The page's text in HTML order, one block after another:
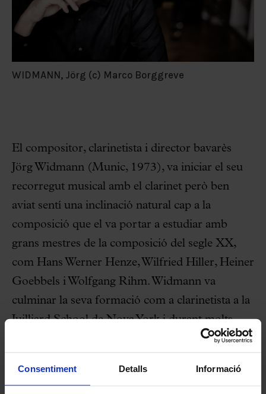
Consentiment Detalls Informació
WIDMANN, Jörg (c) Marco Borggreve
El compositor, clarinetista i director bavarès
Jörg Widmann (Munic, 1973), va iniciar el seu
recorregut musical amb el clarinet però ben
aviat sentí una inclinació natural cap a la
composició que el va portar a estudiar amb
grans mestres de la composició del segle XX,
com Hans Werner Henze, Wilfried Hiller, Heiner
Goebbels i Wolfgang Rihm. Widmann va
culminar la seva formació com a clarinetista a la
Juilliard School de Nova York i durant molts
anys va ser professor de clarinet i composició a